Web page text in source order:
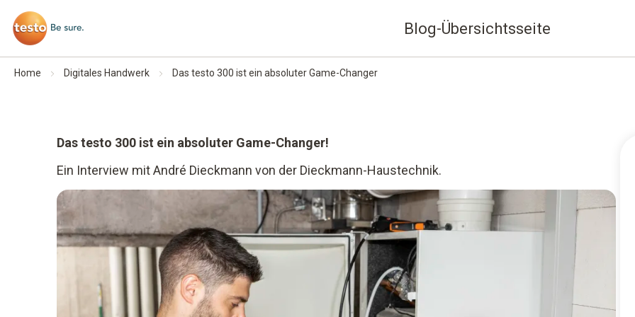
Blog-Übersichtsseite
Home Digitales Handwerk Das testo 300 ist ein absoluter Game-Changer
Das testo 300 ist ein absoluter Game-Changer!
Ein Interview mit André Dieckmann von der Dieckmann-Haustechnik.